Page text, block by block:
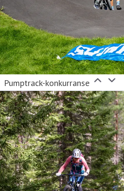
Pumptrack-konkurranse